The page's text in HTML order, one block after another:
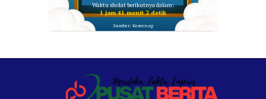
Waktu sholat berikutnya dalam:
1 jam 41 menit 1 detik
Sumber: Kemenag